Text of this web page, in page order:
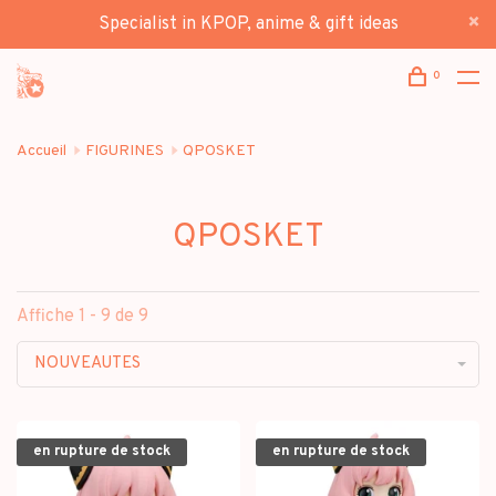
Specialist in KPOP, anime & gift ideas
0
Accueil FIGURINES QPOSKET
QPOSKET
Affiche 1 - 9 de 9
NOUVEAUTES
en rupture de stock en rupture de stock